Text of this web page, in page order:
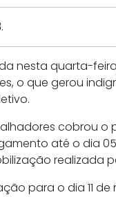
.
nesta quarta-
o que gerou
cobrou
até o dia
realizada
para o dia 11